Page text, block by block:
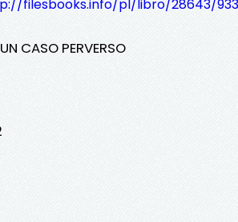
filesbooks.info/pl/libro/28643/933
CASO PERVERSO